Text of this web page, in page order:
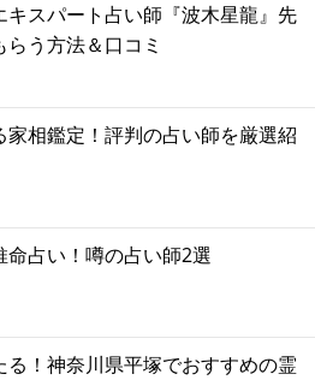
キスパート占い師『波木星龍』先
う方法＆口コミ
家相鑑定！評判の占い師を厳選紹
命占い！噂の占い師2選
る！神奈川県平塚でおすすめの霊